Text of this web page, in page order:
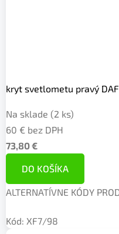
kryt svetlometu pravý
Na sklade (2 ks)
60 € bez DPH
73,80 €
DO KOŠÍKA
ALTERNATÍVNE KÓDY
Kód: XF7/98